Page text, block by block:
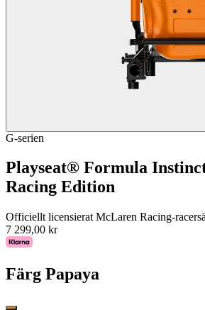
G-serien
Playseat® Formula
Racing Edition
Officiellt licensierat McLaren Racing-
7 299,00 kr
Färg Papaya